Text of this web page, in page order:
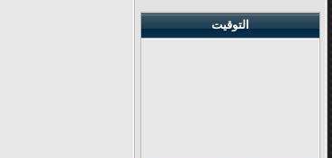
التوقيت